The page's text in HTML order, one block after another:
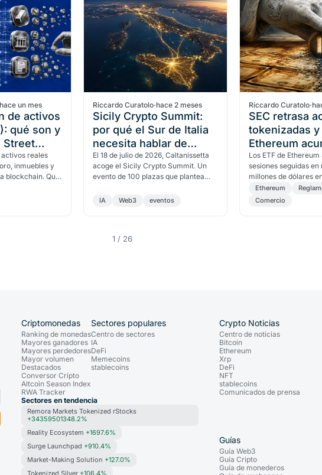
hace un mes
de activos
qué son y
Street
reales
inmuebles y
blockchain. Qué
Riccardo Curatolo·hace 2 meses
Sicily Crypto Summit:
por qué el Sur de Italia
necesita hablar de
crypto y Web3
El 18 de julio de 2026, Caltanissetta
acoge el Sicily Crypto Summit. Un
evento de 100 plazas que plantea
innovación digital…
IA Web3 eventos
Riccardo Curatolo·
SEC retrasa
tokenizadas y
Ethereum
sesiones en
Los ETF de
sesiones seguidas en
millones de dólares
semana del 18 al 22
2026. El retraso de la…
Ethereum
Comercio
1 / 26
Criptomonedas
Ranking de monedas
Mayores ganadores
Mayores perdedores
Mayor volumen
Destacados
Conversor Cripto
Altcoin Season Index
RWA Tracker
Sectores populares
Centro de sectores
IA
DeFi
Memecoins
stablecoins
Sectores en tendencia
Remora Markets Tokenized rStocks
+34359501348.2%
Reality Ecosystem +1697.6%
Surge Launchpad +910.4%
Market-Making Solution +127.0%
Tokenized Silver +106.4%
Crypto Noticias
Centro de noticias
Bitcoin
Ethereum
Xrp
DeFi
NFT
stablecoins
Comunicados de prensa
Guías
Guía Web3
Guía Cripto
Guía de monederos